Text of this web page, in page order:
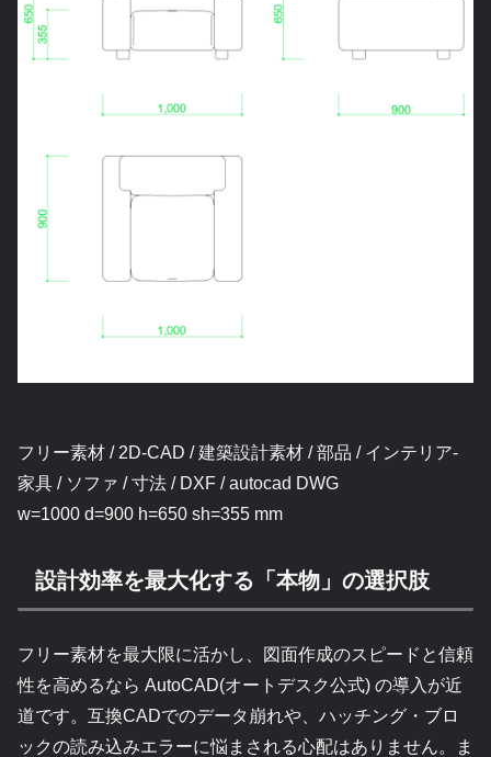
フリー素材 / 2D-CAD / 建築設計素材 / 部品 / インテリア-
家具 / ソファ / 寸法 / DXF / autocad DWG
w=1000 d=900 h=650 sh=355 mm
設計効率を最大化する「本物」の選択肢
フリー素材を最大限に活かし、図面作成のスピードと信頼
性を高めるなら AutoCAD(オートデスク公式) の導入が近
道です。互換CADでのデータ崩れや、ハッチング・ブロ
ックの読み込みエラーに悩まされる心配はありません。ま